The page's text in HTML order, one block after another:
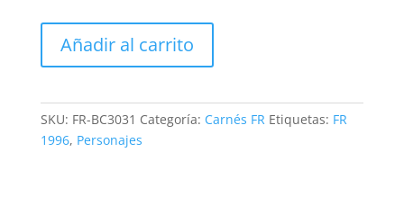
Francia
Personajes
Célebres
Añadir al carrito
SKU: FR-BC3031 Categoría: Carnés FR Etiquetas: FR
1996, Personajes